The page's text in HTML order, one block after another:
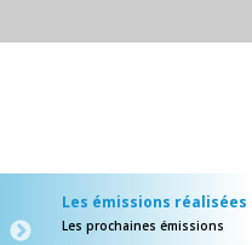
65 000
Les émissions réalisées
Les prochaines émissions